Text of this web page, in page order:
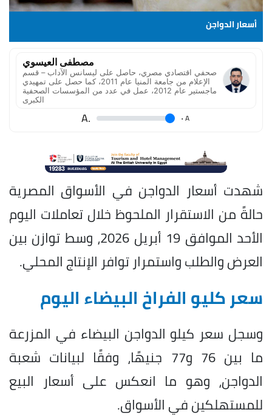
أسعار الدواجن
مصطفى العيسوي
صحفي اقتصادي مصري، حاصل على ليسانس الآداب – قسم
الإعلام من جامعة المنيا عام 2011، كما حصل على تمهيدي
ماجستير عام 2012، عمل في عدد من المؤسسات الصحفية
الكبرى
A
.
.A
شهدت أسعار الدواجن في الأسواق المصرية
حالةً من الاستقرار الملحوظ خلال تعاملات اليوم
الأحد الموافق 19 أبريل 2026، وسط توازن بين
العرض والطلب واستمرار توافر الإنتاج المحلي.
سعر كليو الفراخ البيضاء اليوم
وسجل سعر كيلو الدواجن البيضاء في المزرعة
ما بين 76 و77 جنيهًا، وفقًا لبيانات شعبة
الدواجن، وهو ما انعكس على أسعار البيع
للمستهلكين في الأسواق.